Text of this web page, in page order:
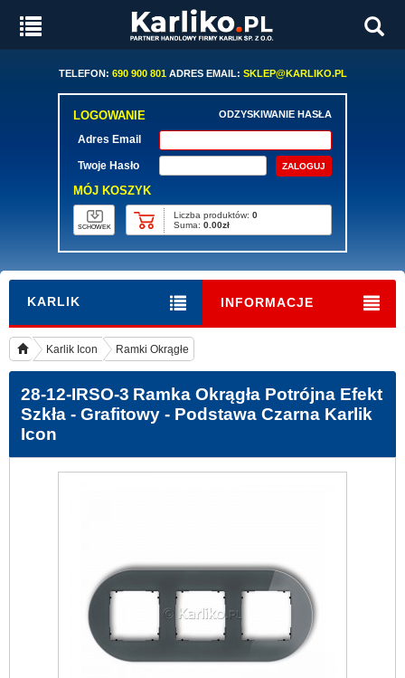
TELEFON: 690 900 801ADRES EMAIL: SKLEP@KARLIKO.PL
LOGOWANIE ODZYSKIWANIE HASŁA
Adres Email
Twoje Hasło
MÓJ KOSZYK
SCHOWEK
Liczba produktów: 0
Suma: 0.00zł
KARLIK INFORMACJE
Karlik Icon Ramki Okrągłe
28-12-IRSO-3 Ramka Okrągła Potrójna Efekt
Szkła - Grafitowy - Podstawa Czarna Karlik
Icon